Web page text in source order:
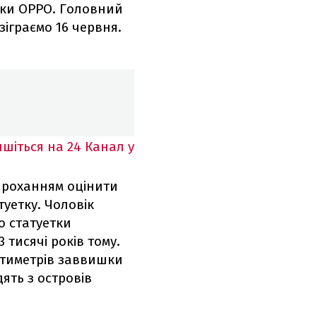
OPPO. Головний
16 червня.
на 24 Канал у
оцінити
Чоловік
статуетки
років тому.
заввишки
з островів